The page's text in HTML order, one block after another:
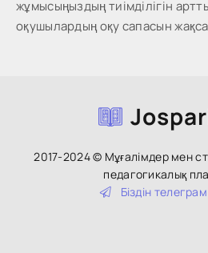
жұмысыңыздың тиімділігін
оқушылардың оқу сапасын
2017-2024 © Мұғалімдер мен
педагогикалық
Біздін